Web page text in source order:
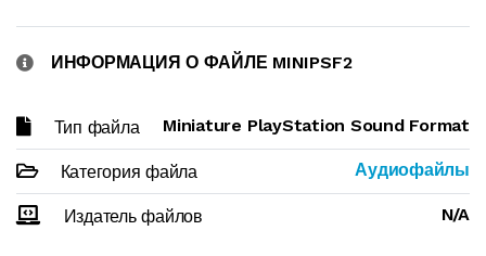
ИНФОРМАЦИЯ О ФАЙЛЕ MINIPSF2
Тип файла Miniature PlayStation Sound Format
Категория файла Аудиофайлы
Издатель файлов N/A